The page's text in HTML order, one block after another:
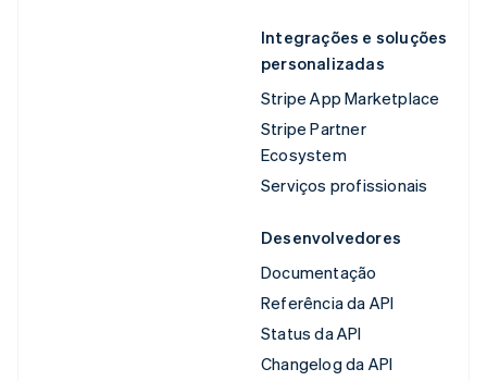
Integrações e soluções
personalizadas
Stripe App Marketplace
Stripe Partner
Ecosystem
Serviços profissionais
Desenvolvedores
Documentação
Referência da API
Status da API
Changelog da API